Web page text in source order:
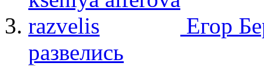
Егор
развелись